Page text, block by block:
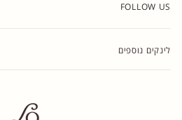
FOLLOW US
לינקים נוספים